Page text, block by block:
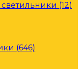
(12)
(646)